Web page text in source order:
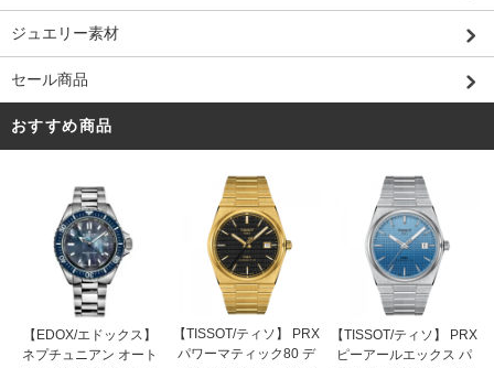
ジュエリー素材
セール商品
おすすめ商品
【EDOX/エドックス】
ネプチュニアン オート
【TISSOT/ティソ】 PRX
パワーマティック80 デ
【TISSOT/ティソ】 PRX
ピーアールエックス パ